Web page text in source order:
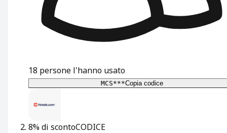
18 persone l'hanno usato
MCS***Copia codice
8% di scontoCODICE